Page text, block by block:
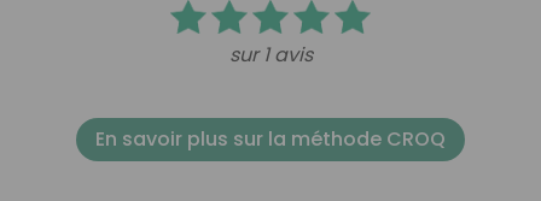
sur 1 avis
En savoir plus sur la méthode CROQ